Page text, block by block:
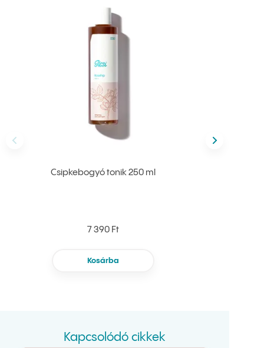
Csipkebogyó tonik 250 ml
7 390 Ft
Kosárba
Kapcsolódó cikkek